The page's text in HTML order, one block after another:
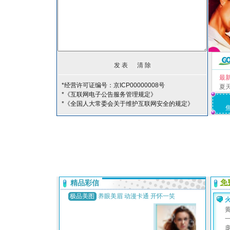
*经营许可证编号：京ICP00000008号
*《互联网电子公告服务管理规定》
*《全国人大常委会关于维护互联网安全的规定》
最
夏